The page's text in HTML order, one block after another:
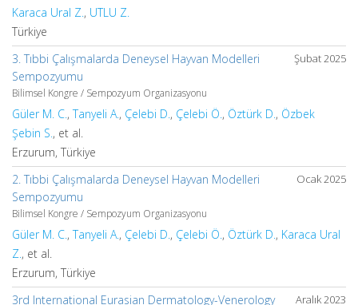
Karaca Ural Z., UTLU Z.
Türkiye
Şubat 2025
3. Tıbbi Çalışmalarda Deneysel Hayvan Modelleri
Sempozyumu
Bilimsel Kongre / Sempozyum Organizasyonu
Güler M. C.,Tanyeli A., Çelebi D., Çelebi Ö., Öztürk D., Özbek
Şebin S., et al.
Erzurum, Türkiye
Ocak 2025
2. Tıbbi Çalışmalarda Deneysel Hayvan Modelleri
Sempozyumu
Bilimsel Kongre / Sempozyum Organizasyonu
Güler M. C.,Tanyeli A., Çelebi D., Çelebi Ö., Öztürk D., Karaca Ural
Z., et al.
Erzurum, Türkiye
Aralık 2023
3rd International Eurasian Dermatology-Venerology